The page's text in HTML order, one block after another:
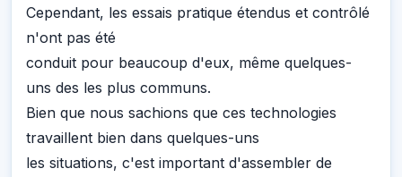
Cependant, les essais pratique étendus et contrôlé
n'ont pas été
conduit pour beaucoup d'eux, même quelques-
uns des les plus communs.
Bien que nous sachions que ces technologies
travaillent bien dans quelques-uns
les situations, c'est important d'assembler de